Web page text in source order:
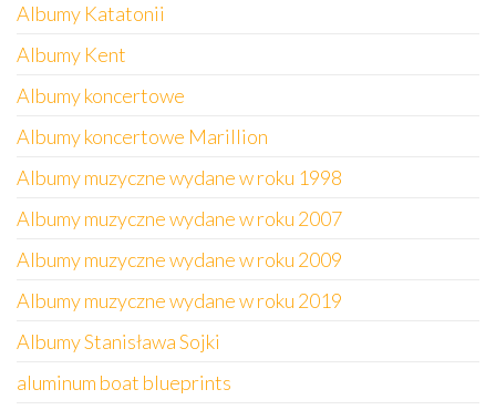
Albumy Katatonii
Albumy Kent
Albumy koncertowe
Albumy koncertowe Marillion
Albumy muzyczne wydane w roku 1998
Albumy muzyczne wydane w roku 2007
Albumy muzyczne wydane w roku 2009
Albumy muzyczne wydane w roku 2019
Albumy Stanisława Sojki
aluminum boat blueprints